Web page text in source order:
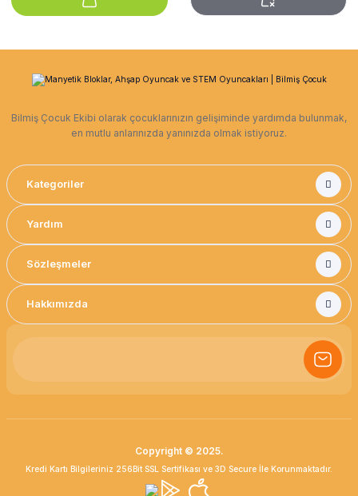
Bilmiş Çocuk Ekibi olarak çocuklarınızın gelişiminde yardımda bulunmak,
en mutlu anlarınızda yanınızda olmak istiyoruz.
Kategoriler
Yardım
Sözleşmeler
Hakkımızda
Copyright © 2025.
Kredi Kartı Bilgileriniz 256Bit SSL Sertifikası ve 3D Secure İle Korunmaktadır.